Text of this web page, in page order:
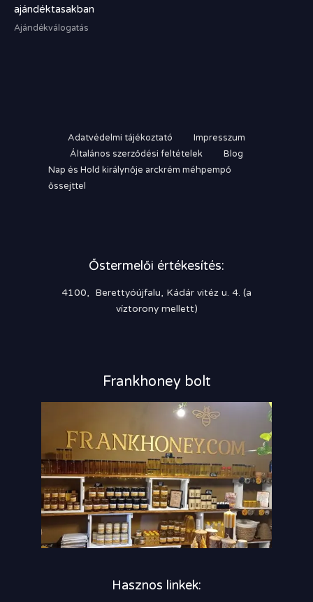
ajándéktasakban
Ajándékválogatás
Adatvédelmi tájékoztató
Impresszum
Általános szerződési feltételek
Blog
Nap és Hold királynője arckrém méhpempő
őssejttel
Őstermelői értékesítés:
4100, Berettyóújfalu, Kádár vitéz u. 4. (a
víztorony mellett)
Frankhoney bolt
Hasznos linkek: